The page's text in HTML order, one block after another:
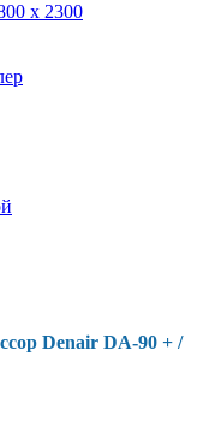
х 2300
Denair DA-90 + /